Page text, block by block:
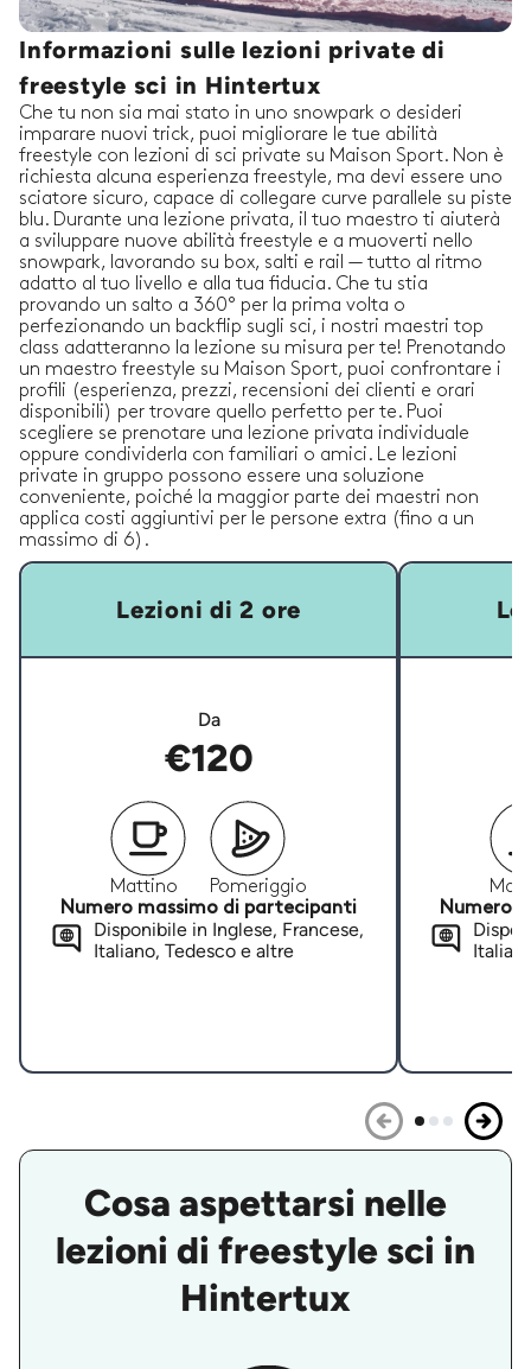
Informazioni sulle lezioni private di
freestyle sci in Hintertux
Che tu non sia mai stato in uno snowpark o desideri
imparare nuovi trick, puoi migliorare le tue abilità
freestyle con lezioni di sci private su Maison Sport. Non è
richiesta alcuna esperienza freestyle, ma devi essere uno
sciatore sicuro, capace di collegare curve parallele su piste
blu. Durante una lezione privata, il tuo maestro ti aiuterà
a sviluppare nuove abilità freestyle e a muoverti nello
snowpark, lavorando su box, salti e rail — tutto al ritmo
adatto al tuo livello e alla tua fiducia. Che tu stia
provando un salto a 360° per la prima volta o
perfezionando un backflip sugli sci, i nostri maestri top
class adatteranno la lezione su misura per te! Prenotando
un maestro freestyle su Maison Sport, puoi confrontare i
profili (esperienza, prezzi, recensioni dei clienti e orari
disponibili) per trovare quello perfetto per te. Puoi
scegliere se prenotare una lezione privata individuale
oppure condividerla con familiari o amici. Le lezioni
private in gruppo possono essere una soluzione
conveniente, poiché la maggior parte dei maestri non
applica costi aggiuntivi per le persone extra (fino a un
massimo di 6).
Lezioni di 2 ore
Da
€120
Mattino
Pomeriggio
Numero massimo di partecipanti
Disponibile in Inglese, Francese,
Italiano, Tedesco e altre
Numero
Cosa aspettarsi nelle
lezioni di freestyle sci in
Hintertux